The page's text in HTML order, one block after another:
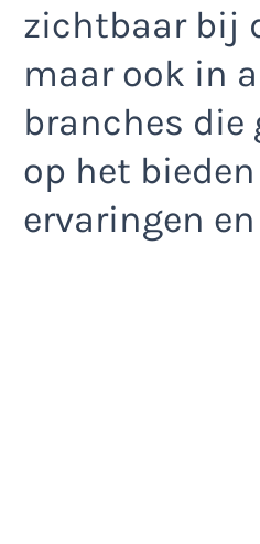
zichtbaar bij
maar ook in
branches
op het
ervaringen